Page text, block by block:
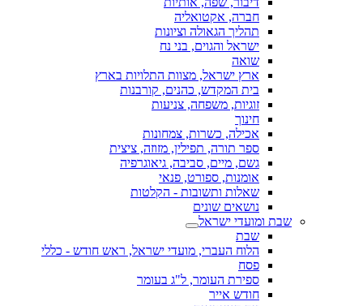
חברה, אקטואליה
תהליך הגאולה וציונות
ישראל והגוים, בני נח
שואה
ארץ ישראל, מצוות התלויות בארץ
בית המקדש, כהנים, קורבנות
זוגיות, משפחה, צניעות
חינוך
אכילה, כשרות, צמחונות
ספר תורה, תפילין, מזוזה, ציצית
גשם, מיים, סביבה, גיאוגרפיה
אומנות, ספורט, פנאי
שאלות ותשובות - הקלטות
נושאים שונים
שבת ומועדי ישראל
שבת
הלוח העברי, מועדי ישראל, ראש חודש - כללי
פסח
ספירת העומר, ל"ג בעומר
חודש אייר